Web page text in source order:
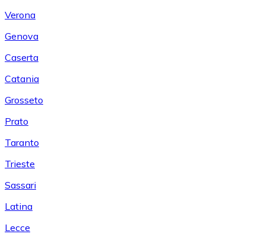
Verona
Genova
Caserta
Catania
Grosseto
Prato
Taranto
Trieste
Sassari
Latina
Lecce